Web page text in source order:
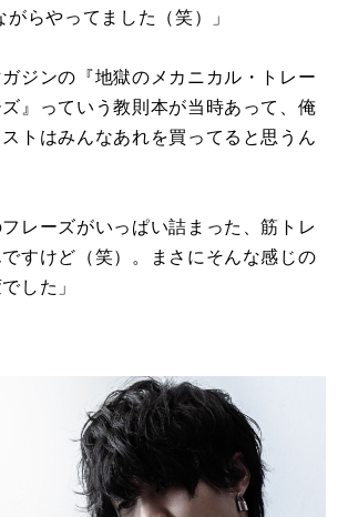
がらやってました（笑）」
ジンの『地獄のメカニカル・トレー
』っていう教則本が当時あって、俺
トはみんなあれを買ってると思うん
レーズがいっぱい詰まった、筋トレ
すけど（笑）。まさにそんな感じの
した」